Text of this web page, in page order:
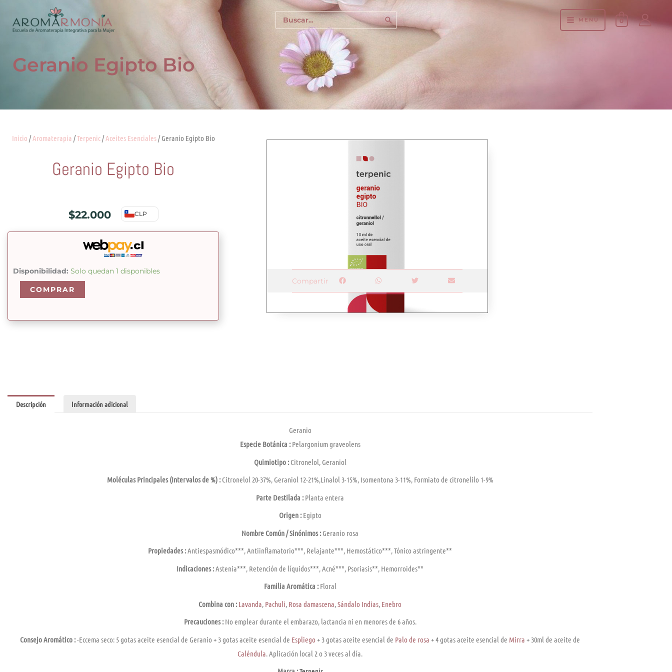
contenido
Buscar
por:
MENÚ 0
Geranio Egipto Bio
Inicio /Aromaterapia /Terpenic/Aceites Esenciales/ Geranio Egipto Bio
Geranio Egipto Bio
$22.000 CLP
Disponibilidad: Solo quedan 1 disponibles
Geranio
Egipto
Bio
COMPRAR
Compartir
Descripción Información adicional
Geranio
Especie Botánica :Pelargonium graveolens
Quimiotipo :Citronelol, Geraniol
Moléculas Principales (Intervalos de %) :Citronelol 20-37%, Geraniol 12-21%,Linalol 3-15%, Isomentona 3-11%, Formiato de citronelilo 1-9%
Parte Destilada :Planta entera
Origen :Egipto
Nombre Común / Sinónimos :Geranio rosa
Propiedades :Antiespasmódico***, Antiinflamatorio***, Relajante***, Hemostático***, Tónico astringente**
Indicaciones :Astenia***, Retención de lí­quidos***, Acné***, Psoriasis**, Hemorroides**
Familia Aromática :Floral
Combina con : Lavanda Pachuli Rosa damascena Sándalo Indias Enebro
Precauciones :No emplear durante el embarazo, lactancia ni en menores de 6 años.
Consejo Aromático :-Eccema seco: 5 gotas aceite esencial de Geranio + 3 gotas aceite esencial de Espliego+ 3 gotas aceite esencial de Palo de rosa + 4 gotas aceite esencial de Mirra + 30ml de aceite de
Caléndula . Aplicación local 2 o 3 veces al dí­a.